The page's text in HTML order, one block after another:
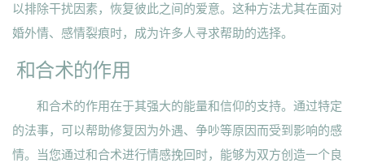
以排除干扰因素，恢复彼此之间的爱意。这种方法尤其在面对
婚外情、感情裂痕时，成为许多人寻求帮助的选择。
和合术的作用
和合术的作用在于其强大的能量和信仰的支持。通过特定
的法事，可以帮助修复因为外遇、争吵等原因而受到影响的感
情。当您通过和合术进行情感挽回时，能够为双方创造一个良